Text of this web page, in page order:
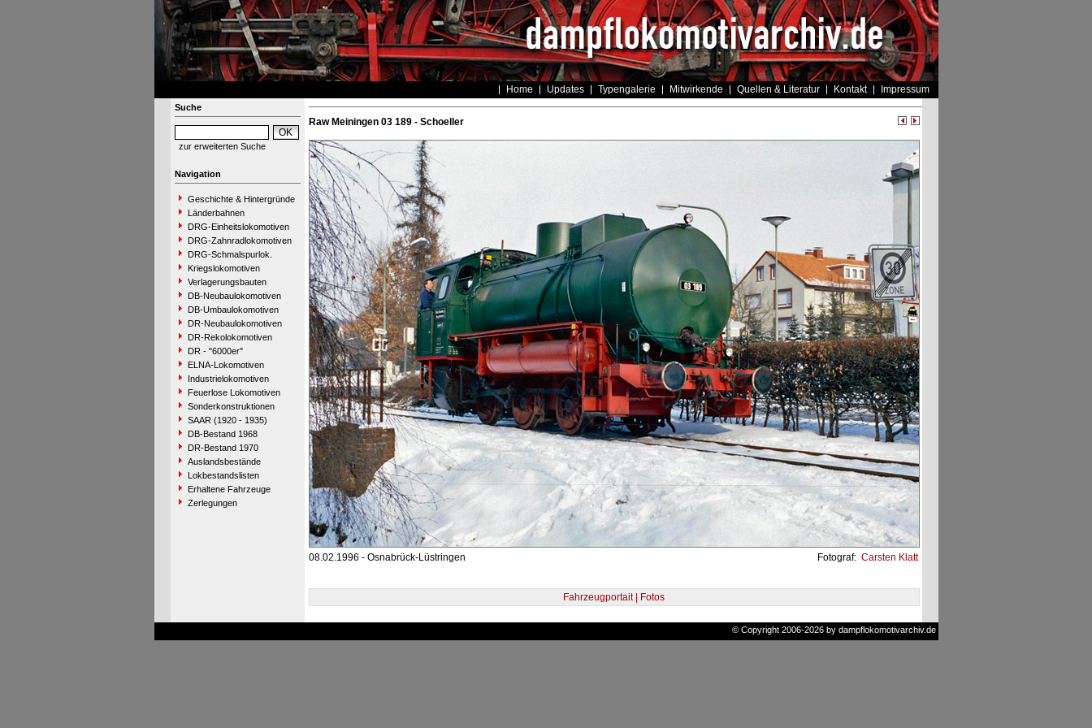
Home Updates Typengalerie Mitwirkende Quellen & Literatur Kontakt Impressum
Suche
zur erweiterten Suche
Navigation
Geschichte & Hintergründe
Länderbahnen
DRG-Einheitslokomotiven
DRG-Zahnradlokomotiven
DRG-Schmalspurlok.
Kriegslokomotiven
Verlagerungsbauten
DB-Neubaulokomotiven
DB-Umbaulokomotiven
DR-Neubaulokomotiven
DR-Rekolokomotiven
DR - "6000er"
ELNA-Lokomotiven
Industrielokomotiven
Feuerlose Lokomotiven
Sonderkonstruktionen
SAAR (1920 - 1935)
DB-Bestand 1968
DR-Bestand 1970
Auslandsbestände
Lokbestandslisten
Erhaltene Fahrzeuge
Zerlegungen
Raw Meiningen 03 189 - Schoeller
08.02.1996 - Osnabrück-Lüstringen Fotograf: Carsten Klatt
Fahrzeugportait | Fotos
© Copyright 2006-2026 by dampflokomotivarchiv.de